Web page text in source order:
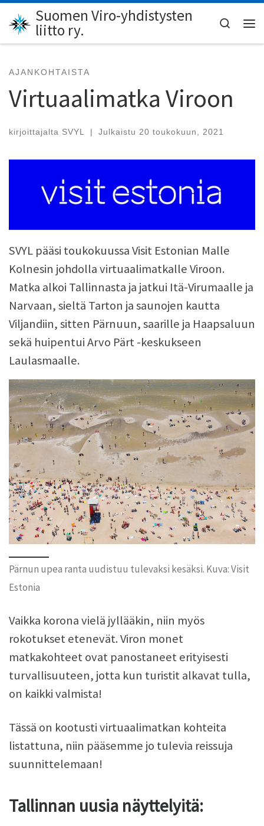
Skip to content
Suomen Viro-yhdistysten
liitto ry.
Search
AJANKOHTAISTA
Virtuaalimatka Viroon
kirjoittajalta SVYL | Julkaistu 20 toukokuun, 2021
SVYL pääsi toukokuussa Visit Estonian Malle
Kolnesin johdolla virtuaalimatkalle Viroon.
Matka alkoi Tallinnasta ja jatkui Itä-Virumaalle ja
Narvaan, sieltä Tarton ja saunojen kautta
Viljandiin, sitten Pärnuun, saarille ja Haapsaluun
sekä huipentui Arvo Pärt -keskukseen
Laulasmaalle.
Pärnun upea ranta uudistuu tulevaksi kesäksi. Kuva: Visit
Estonia
Vaikka korona vielä jyllääkin, niin myös
rokotukset etenevät. Viron monet
matkakohteet ovat panostaneet erityisesti
turvallisuuteen, jotta kun turistit alkavat tulla,
on kaikki valmista!
Tässä on kootusti virtuaalimatkan kohteita
listattuna, niin pääsemme jo tulevia reissuja
suunnittelemaan!
Tallinnan uusia näyttelyitä: